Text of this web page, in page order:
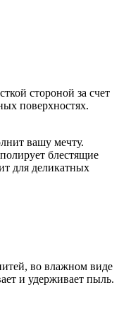
стороной за счет
поверхностях.
вашу мечту.
блестящие
для деликатных
во влажном виде
и удерживает пыль.